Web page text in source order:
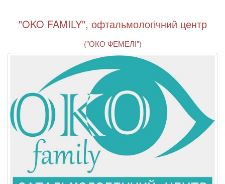
"OKO FAMILY", офтальмологічний центр
("ОКО ФЕМЕЛІ")